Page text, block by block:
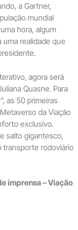
a Gartner,
mundial
hora, algum
realidade que
agora será
Quasne. Para
as 50 primeiras
da Viação
exclusivo.
salto gigantesco,
transporte rodoviário
imprensa – Viação